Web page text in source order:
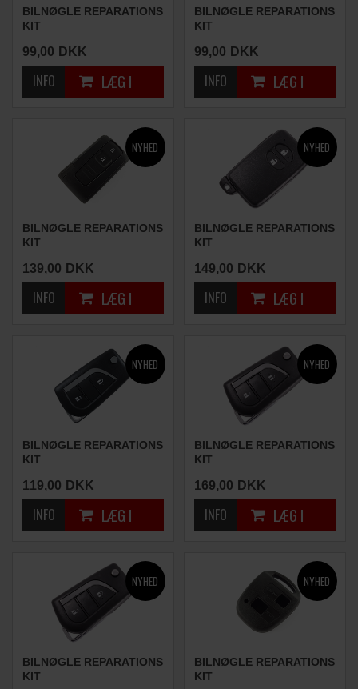
BILNØGLE REPARATIONS
KIT
99,00 DKK
BILNØGLE REPARATIONS
KIT
99,00 DKK
BILNØGLE REPARATIONS
KIT
139,00 DKK
BILNØGLE REPARATIONS
KIT
149,00 DKK
BILNØGLE REPARATIONS
KIT
119,00 DKK
BILNØGLE REPARATIONS
KIT
169,00 DKK
BILNØGLE REPARATIONS
KIT
BILNØGLE REPARATIONS
KIT